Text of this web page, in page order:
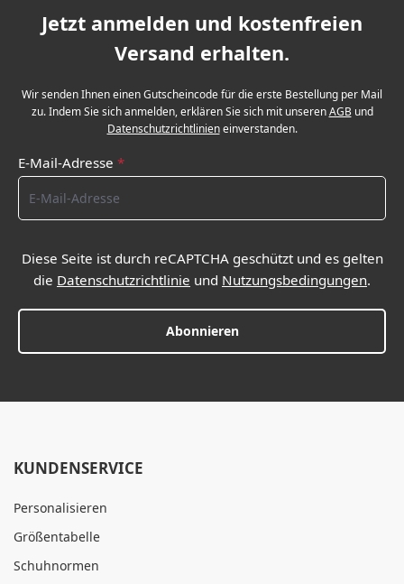
Jetzt anmelden und kostenfreien
Versand erhalten.
Wir senden Ihnen einen Gutscheincode für die erste Bestellung per Mail
zu. Indem Sie sich anmelden, erklären Sie sich mit unserenAGBund
Datenschutzrichtlinieneinverstanden.
E-Mail-Adresse *
Diese Seite ist durch reCAPTCHA geschützt und es gelten
die Datenschutzrichtlinie und Nutzungsbedingungen.
Abonnieren
KUNDENSERVICE
Personalisieren
Größentabelle
Schuhnormen